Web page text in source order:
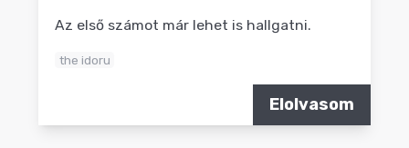
Az első számot már lehet is hallgatni.
the idoru
Elolvasom